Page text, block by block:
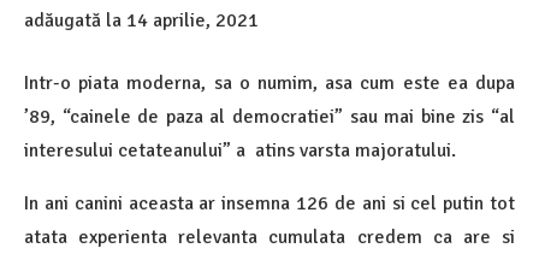
adăugată la 14 aprilie, 2021
Intr-o piata moderna, sa o numim, asa cum este ea dupa
’89, “cainele de paza al democratiei” sau mai bine zis “al
interesului cetateanului” a atins varsta majoratului.
In ani canini aceasta ar insemna 126 de ani si cel putin tot
atata experienta relevanta cumulata credem ca are si